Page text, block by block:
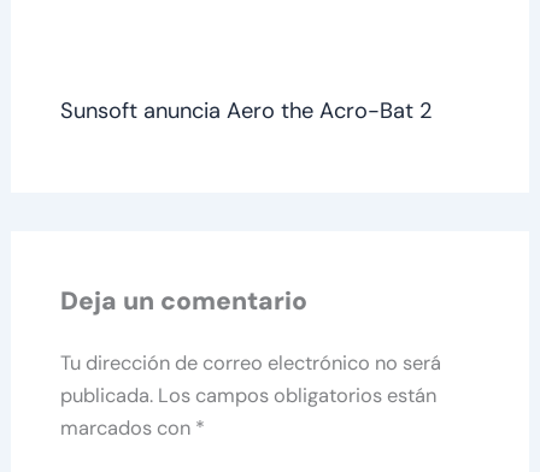
Sunsoft anuncia Aero the Acro-Bat 2
Deja un comentario
Tu dirección de correo electrónico no será
publicada. Los campos obligatorios están
marcados con *